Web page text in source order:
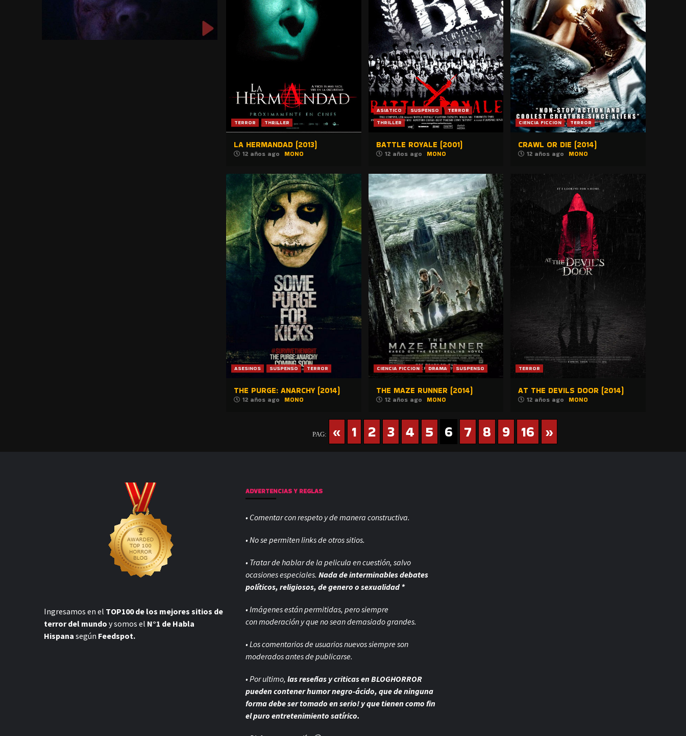
TERROR THRILLER
LA HERMANDAD (2013)
12 años ago MONO
ASIATICO SUSPENSO
TERROR
THRILLER
BATTLE ROYALE (2001)
12 años ago MONO
CIENCIA FICCION TERROR
CRAWL OR DIE (2014)
12 años ago MONO
ASESINOS SUSPENSO TERROR
THE PURGE: ANARCHY (2014)
12 años ago MONO
CIENCIA FICCION DRAMA SUSPENSO
THE MAZE RUNNER (2014)
12 años ago MONO
TERROR
AT THE DEVILS DOOR (2014)
12 años ago MONO
PAG: « 1 2 3 4 5 6 7 8 9 16 »
Ingresamos en el TOP100 de los mejores sitios de
terror del mundo y somos el N°1 de Habla
Hispana según Feedspot.
ADVERTENCIAS Y REGLAS
• Comentar con respeto y de manera constructiva.
• No se permiten links de otros sitios.
• Tratar de hablar de la pelicula en cuestión, salvo
ocasiones especiales.Nada de interminables debates
políticos, religiosos, de genero o sexualidad *
• Imágenes están permitidas, pero siempre
conmoderación y que no sean demasiado grandes.
• Los comentarios de usuarios nuevos siempre son
moderados antes de publicarse.
• Por ultimo,las reseñas y criticas en BLOGHORROR
pueden contener humor negro-ácido, que de ninguna
forma debe ser tomado en serio! y que tienen como fin
el puro entretenimiento satírico.